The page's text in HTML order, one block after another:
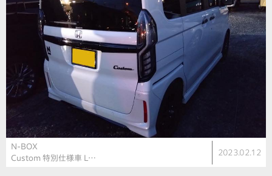
N-BOX
Custom 特別仕様車 L…
2023.02.12